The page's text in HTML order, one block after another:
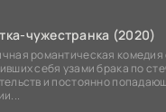
чужестранка (2020)
романтическая комедия
себя узами брака по
и постоянно